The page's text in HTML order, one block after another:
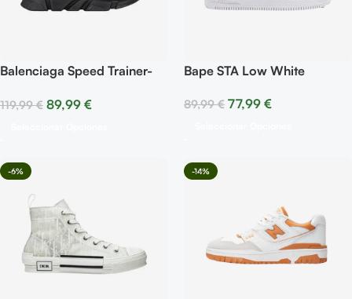
Balenciaga Speed Trainer-
119,99€ 89,99 €
Bape STA Low White
89,99€ 77,99 €
-6% -14%